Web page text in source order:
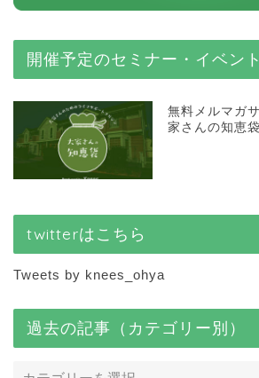
開催予定のセミナー・イベント
無料メルマガ
家さんの知恵袋
twitterはこちら
Tweets by knees_ohya
過去の記事（カテゴリー別）